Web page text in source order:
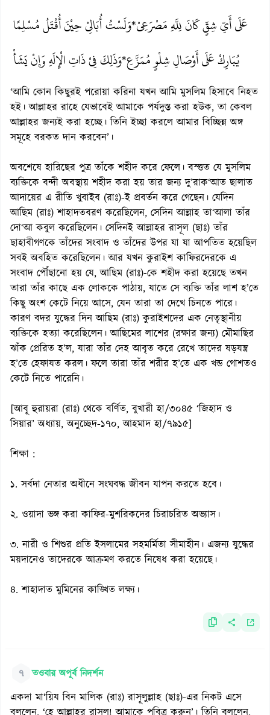
وَلَسْتُ أُبَالِىْ حِيْنَ أُقْتَلُ مُسْلِمًا*عَلَى أَىِّ شِقٍّ كَانَ لِلَّهِ مَصْرَعِىْ
وَذَلِكَ فِىْ ذَاتِ الْإِلَهِ وَإِنْ يَشَأْ*يُبَارِكْ عَلَى أَوْصَالِ شِلْوٍ مُمَزَّعِ
‘আমি কোন কিছুরই পরোয়া করিনা যখন আমি মুসলিম হিসাবে নিহত
হই। আল্লাহর রাহে যেভাবেই আমাকে পর্যদুস্ত করা হউক, তা কেবল
আল্লাহর জন্যই করা হচ্ছে। তিনি ইচ্ছা করলে আমার বিচ্ছিন্ন অঙ্গ
সমূহে বরকত দান করবেন’।
অবশেষে হারিছের পুত্র তাঁকে শহীদ করে ফেলে। বস্ত্তত যে মুসলিম
ব্যক্তিকে বন্দী অবস্থায় শহীদ করা হয় তার জন্য দু’রাক‘আত ছালাত
আদায়ের এ রীতি খুবাইব (রাঃ)-ই প্রবর্তন করে গেছেন। যেদিন
আছিম (রাঃ) শাহাদতবরণ করেছিলেন, সেদিন আল্লাহ তা‘আলা তাঁর
দো‘আ কবুল করেছিলেন। সেদিনই আল্লাহর রাসূল (ছাঃ) তাঁর
ছাহাবীগণকে তাঁদের সংবাদ ও তাঁদের উপর যা যা আপতিত হয়েছিল
সবই অবহিত করেছিলেন। আর যখন কুরাইশ কাফিরদেরকে এ
সংবাদ পৌঁছানো হয় যে, আছিম (রাঃ)-কে শহীদ করা হয়েছে তখন
তারা তাঁর কাছে এক লোককে পাঠায়, যাতে সে ব্যক্তি তাঁর লাশ হ’তে
কিছু অংশ কেটে নিয়ে আসে, যেন তারা তা দেখে চিনতে পারে।
কারণ বদর যুদ্ধের দিন আছিম (রাঃ) কুরাইশদের এক নেতৃস্থানীয়
ব্যক্তিকে হত্যা করেছিলেন। আছিমের লাশের (রক্ষার জন্য) মৌমাছির
ঝাঁক প্রেরিত হ’ল, যারা তাঁর দেহ আবৃত করে রেখে তাদের ষড়যন্ত্র
হ’তে হেফাযত করল। ফলে তারা তাঁর শরীর হ’তে এক খন্ড গোশতও
কেটে নিতে পারেনি।
[আবূ হুরায়রা (রাঃ) থেকে বর্ণিত, বুখারী হা/৩০৪৫ ‘জিহাদ ও
সিয়ার’ অধ্যায়, অনুচ্ছেদ-১৭০, আহমাদ হা/৭৯১৫]
শিক্ষা :
১. সর্বদা নেতার অধীনে সংঘবদ্ধ জীবন যাপন করতে হবে।
২. ওয়াদা ভঙ্গ করা কাফির-মুশরিকদের চিরাচরিত অভ্যাস।
৩. নারী ও শিশুর প্রতি ইসলামের সহমর্মিতা সীমাহীন। এজন্য যুদ্ধের
ময়দানেও তাদেরকে আক্রমণ করতে নিষেধ করা হয়েছে।
৪. শাহাদাত মুমিনের কাঙ্খিত লক্ষ্য।
৭ তওবার অপূর্ব নিদর্শন
একদা মা‘য়িয বিন মালিক (রাঃ) রাসূলুল্লাহ (ছাঃ)-এর নিকট এসে